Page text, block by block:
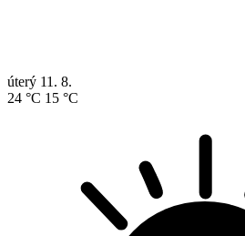
úterý 11. 8.
24 °C 15 °C